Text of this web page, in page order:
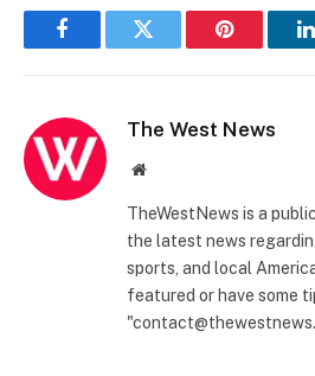
FacebookTwitter Pinterest
The West News
Website
TheWestNews is a
the latest news
sports, and local
featured or have some